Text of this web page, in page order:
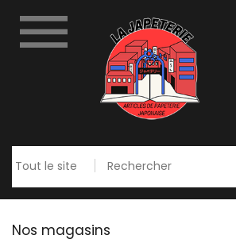

Nos magasins